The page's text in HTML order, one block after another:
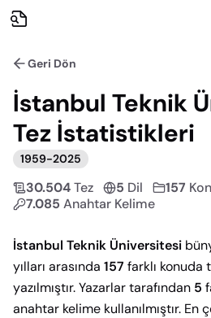
Geri Dön
İstanbul Teknik
Tez İstatistikleri
1959-2025
30.504Tez 5 Dil 157
7.085 Anahtar Kelime
İstanbul Teknik Üniversitesi
yılları arasında 157 farklı konuda
yazılmıştır. Yazarlar tarafından 5
anahtar kelime kullanılmıştır. En